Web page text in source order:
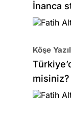
İnanca
Köşe
misiniz?